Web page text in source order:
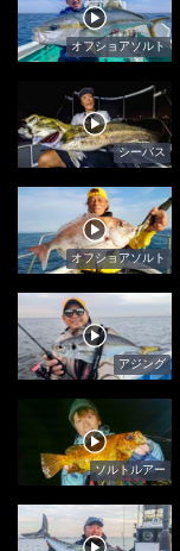
オフショアソルト
シーバス
オフショアソルト
アジング
ソルトルアー